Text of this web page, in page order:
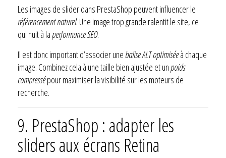
Les images de slider dans PrestaShop peuvent influencer le
référencement naturel. Une image trop grande ralentit le site, ce
qui nuit à laperformance SEO.
Il est donc important d’associer une balise ALT optimiséeà chaque
image. Combinez cela à une taille bien ajustée et unpoids
compressépour maximiser la visibilité sur les moteurs de
recherche.
9. PrestaShop : adapter les
sliders aux écrans Retina